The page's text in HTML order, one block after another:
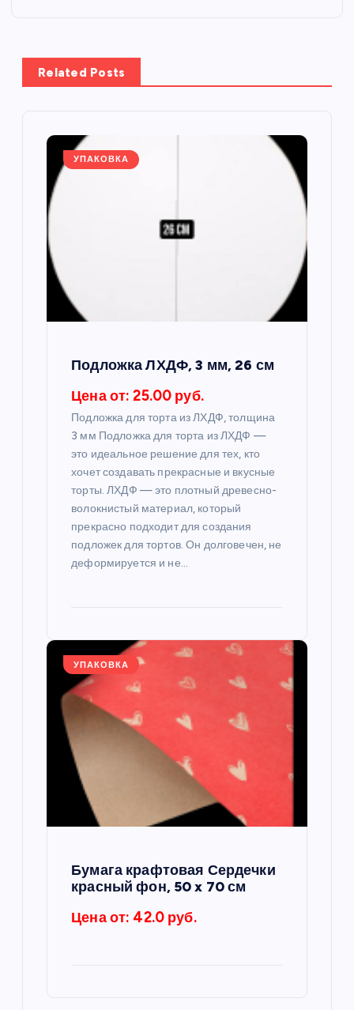
а
ц
Related Posts
УПАКОВКА
Подложка ЛХДФ, 3 мм, 26 см
Цена от: 25.00 руб.
Подложка для торта из ЛХДФ, толщина
3 мм Подложка для торта из ЛХДФ —
это идеальное решение для тех, кто
хочет создавать прекрасные и вкусные
торты. ЛХДФ — это плотный древесно-
волокнистый материал, который
прекрасно подходит для создания
подложек для тортов. Он долговечен, не
деформируется и не…
УПАКОВКА
Бумага крафтовая Сердечки
красный фон, 50 x 70 см
Цена от: 42.0 руб.